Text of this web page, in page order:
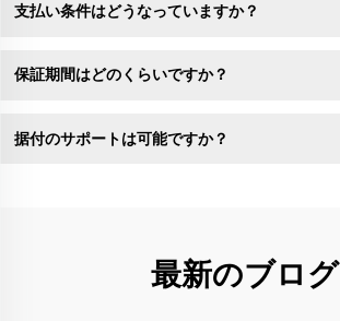
支払い条件はどうなっていますか？
保証期間はどのくらいですか？
据付のサポートは可能ですか？
最新のブログ